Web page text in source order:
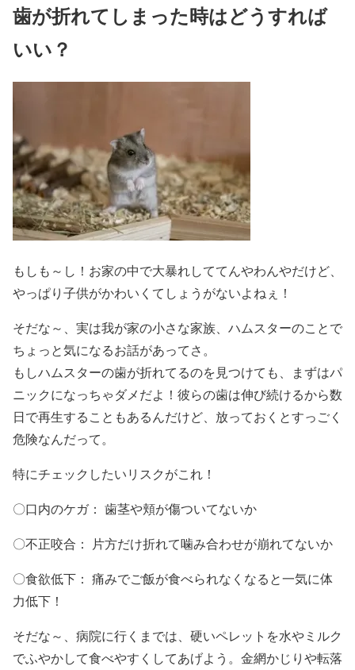
歯が折れてしまった時はどうすれば
いい？
もしも～し！お家の中で大暴れしててんやわんやだけど、
やっぱり子供がかわいくてしょうがないよねぇ！
そだな～、実は我が家の小さな家族、ハムスターのことで
ちょっと気になるお話があってさ。
もしハムスターの歯が折れてるのを見つけても、まずはパ
ニックになっちゃダメだよ！彼らの歯は伸び続けるから数
日で再生することもあるんだけど、放っておくとすっごく
危険なんだって。
特にチェックしたいリスクがこれ！
〇口内のケガ： 歯茎や頬が傷ついてないか
〇不正咬合： 片方だけ折れて噛み合わせが崩れてないか
〇食欲低下： 痛みでご飯が食べられなくなると一気に体
力低下！
そだな～、病院に行くまでは、硬いペレットを水やミルク
でふやかして食べやすくしてあげよう。金網かじりや転落